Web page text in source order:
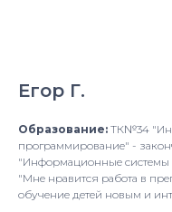
Егор Г.
Образование: ТК№34
программирование" -
"Информационные системы
"Мне нравится работа в
обучение детей новым и